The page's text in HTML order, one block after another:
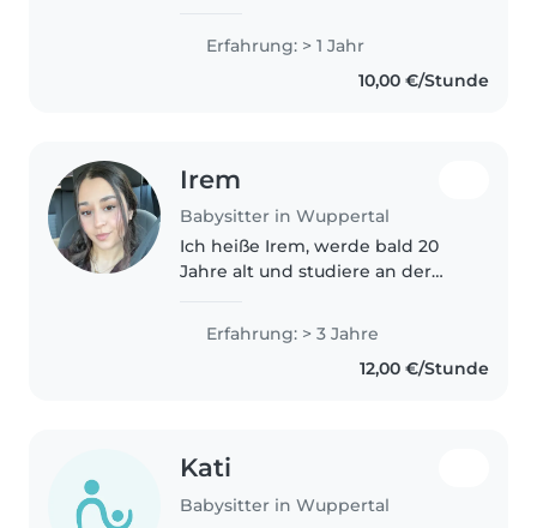
Erfahrung in der Betreuung von
Erfahrung: > 1 Jahr
10,00 €/Stunde
Irem
Babysitter in Wuppertal
Ich heiße Irem, werde bald 20
Jahre alt und studiere an der
Wuppertal. Ich habe viele
Erfahrungen mit Kindern
gesammelt ,innerhalb der
Erfahrung: > 3 Jahre
12,00 €/Stunde
Kati
Babysitter in Wuppertal